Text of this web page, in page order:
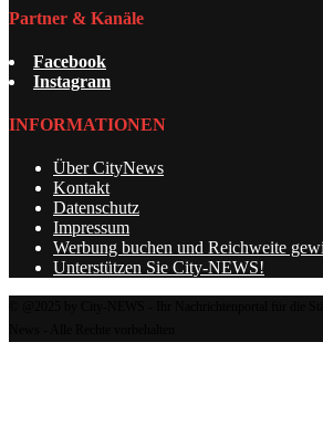
Partner & Kanäle
Facebook
Instagram
INFORMATIONEN
Über CityNews
Kontakt
Datenschutz
Impressum
Werbung buchen und Reichweite
Unterstützen Sie City-NEWS!